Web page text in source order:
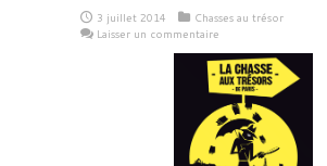
3 juillet 2014
Chasses au trésor
Laisser un commentaire